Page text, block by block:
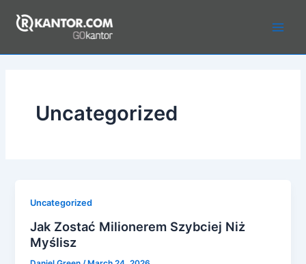
Uncategorized
Uncategorized
Jak Zostać Milionerem Szybciej Niż
Myślisz